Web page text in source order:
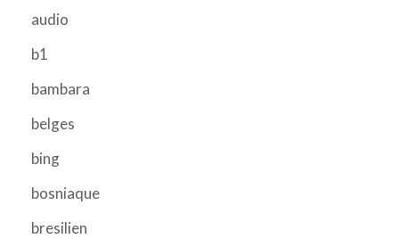
audio
b1
bambara
belges
bing
bosniaque
bresilien